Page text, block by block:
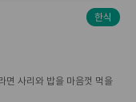
한식
면 사리와 밥을 마음껏 먹을